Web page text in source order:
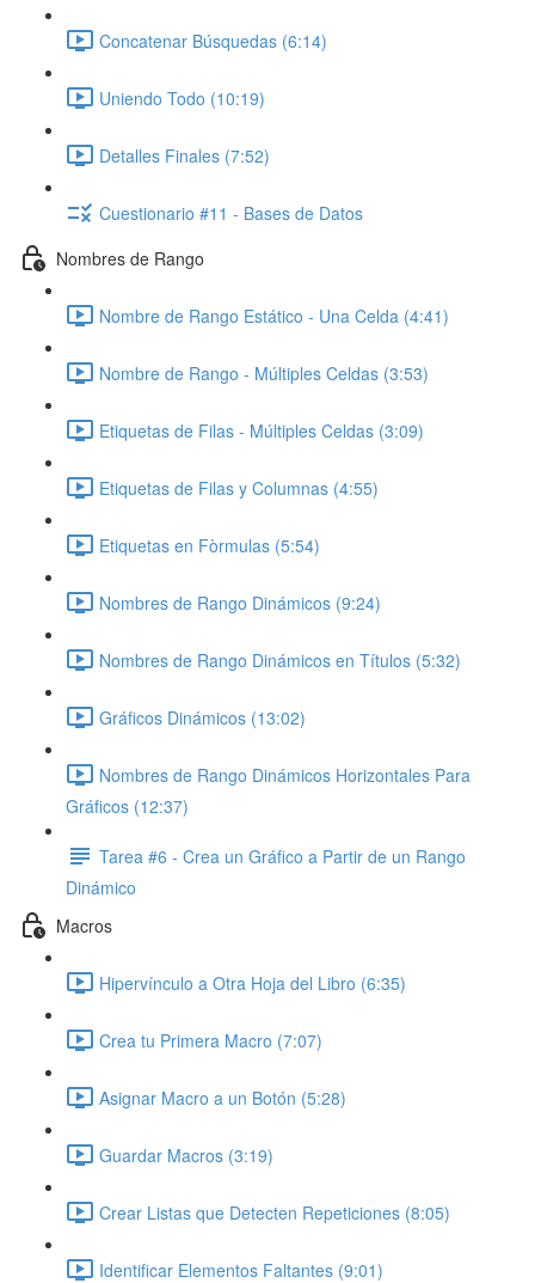
Concatenar Búsquedas (6:14)
Uniendo Todo (10:19)
Detalles Finales (7:52)
Cuestionario #11 - Bases de Datos
Nombres de Rango
Nombre de Rango Estático - Una Celda (4:41)
Nombre de Rango - Múltiples Celdas (3:53)
Etiquetas de Filas - Múltiples Celdas (3:09)
Etiquetas de Filas y Columnas (4:55)
Etiquetas en Fòrmulas (5:54)
Nombres de Rango Dinámicos (9:24)
Nombres de Rango Dinámicos en Títulos (5:32)
Gráficos Dinámicos (13:02)
Nombres de Rango Dinámicos Horizontales Para
Gráficos (12:37)
Tarea #6 - Crea un Gráfico a Partir de un Rango
Dinámico
Macros
Hipervínculo a Otra Hoja del Libro (6:35)
Crea tu Primera Macro (7:07)
Asignar Macro a un Botón (5:28)
Guardar Macros (3:19)
Crear Listas que Detecten Repeticiones (8:05)
Identificar Elementos Faltantes (9:01)